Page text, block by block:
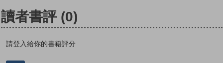
讀者書評 (0)
請登入給你的書籍評分